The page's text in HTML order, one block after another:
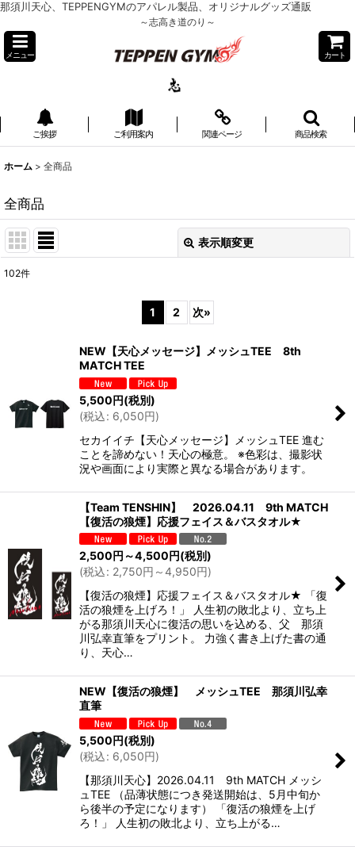
那須川天心、TEPPENGYMのアパレル製品、オリジナルグッズ通販
～志高き道のり～
メニュー カート
ご挨拶 ご利用案内 関連ページ 商品検索
ホーム > 全商品
全商品
表示順変更
102件
1 2 次»
NEW【天心メッセージ】メッシュTEE 8th
MATCH TEE
5,500円(税別)
(税込: 6,050円)
セカイイチ【天心メッセージ】メッシュTEE 進む
ことを諦めない！天心の極意。 ※色彩は、撮影状
況や画面により実際と異なる場合があります。
【Team TENSHIN】 2026.04.11 9th MATCH
【復活の狼煙】応援フェイス＆バスタオル★
2,500 円 ～4,500 円(税別)
(税込: 2,750円 ～4,950円)
【復活の狼煙】応援フェイス＆バスタオル★ 「復
活の狼煙を上げろ！」 人生初の敗北より、立ち上
がる那須川天心に復活の思いを込める、父 那須
川弘幸直筆をプリント。 力強く書き上げた書の通
り、天心…
NEW【復活の狼煙】 メッシュTEE 那須川弘幸
直筆
5,500円(税別)
(税込: 6,050円)
【那須川天心】2026.04.11 9th MATCH メッシ
ュTEE （品薄状態につき発送開始は、5月中旬か
ら後半の予定になります） 「復活の狼煙を上げ
ろ！」 人生初の敗北より、立ち上がる…